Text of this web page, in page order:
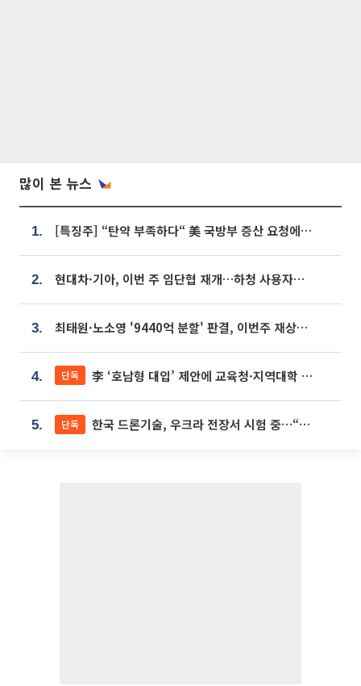
많이 본 뉴스
1. [특징주] “탄약 부족하다“ 美 국방부 증산 요청에⋯국내 방산주 급등세
2. 현대차·기아, 이번 주 임단협 재개…하청 사용자성 재심도 ‘변수’
3. 최태원·노소영 '9440억 분할' 판결, 이번주 재상고 여부 주목
4. 단독 李 ‘호남형 대입’ 제안에 교육청·지역대학 서·논술형 입시 연계 '착수'
5. 단독 한국 드론기술, 우크라 전장서 시험 중…“스타트업 여러 곳 참여”